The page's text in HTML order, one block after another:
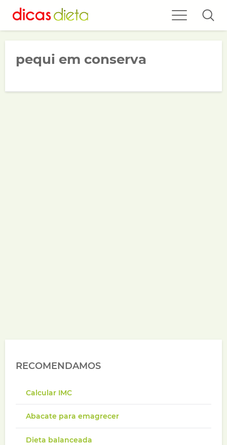
pequi em conserva
RECOMENDAMOS
Calcular IMC
Abacate para emagrecer
Dieta balanceada